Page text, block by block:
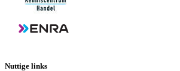
Nuttige links